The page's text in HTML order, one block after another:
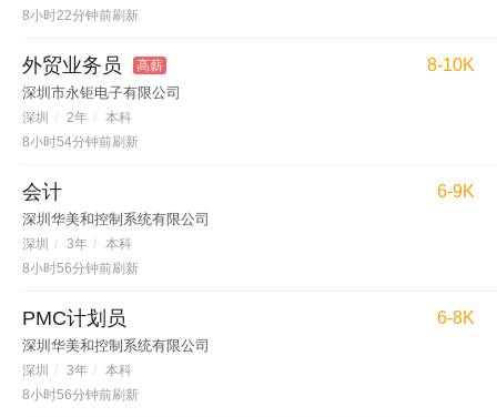
8小时22分钟前刷新
外贸业务员 高薪
深圳市永钜电子有限公司
深圳 / 2年 / 本科
8小时54分钟前刷新
8-10K
会计
深圳华美和控制系统有限公司
深圳 / 3年 / 本科
8小时56分钟前刷新
6-9K
PMC计划员
深圳华美和控制系统有限公司
深圳 / 3年 / 本科
8小时56分钟前刷新
6-8K